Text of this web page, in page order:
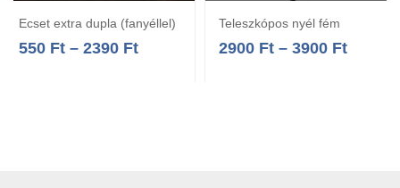
Ecset extra dupla (fanyéllel)
550 Ft – 2390 Ft
Teleszkópos nyél fém
2900 Ft – 3900 Ft